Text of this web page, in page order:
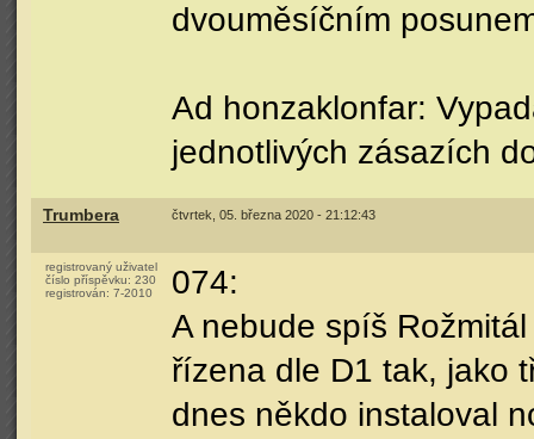
dvouměsíčním
Ad honzaklonfar:
jednotlivých zásazích
Trumbera čtvrtek, 05. března 2020 - 21:12:43
registrovaný uživatel
číslo příspěvku: 230
registrován: 7-2010
074:
A nebude spíš
řízena dle D1 tak, jako
dnes někdo instaloval